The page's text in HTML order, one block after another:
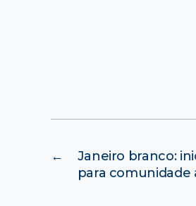
←
Janeiro branco:
para comunidade